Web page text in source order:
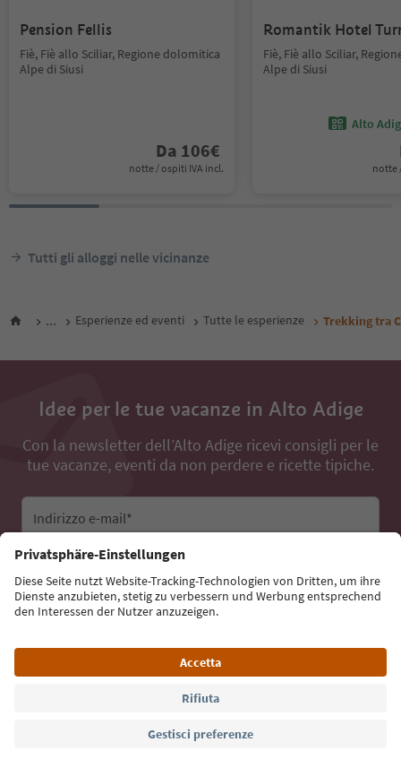
Pension Fellis
Fiè, Fiè allo Sciliar, Regione dolomitica
Alpe di Siusi
Da 106€
notte / ospiti IVA incl.
Romantik Hotel
Fiè, Fiè allo Sciliar,
Alpe di Siusi
Alto
notte
Tutti gli alloggi nelle vicinanze
... Esperienze ed eventi Tutte le esperienze Trekking tra
Idee per le tue vacanze in Alto Adige
Con la newsletter dell’Alto Adige ricevi consigli per le
tue vacanze, eventi da non perdere e ricette tipiche.
Indirizzo e-mail*
Iscriviti alla newsletter